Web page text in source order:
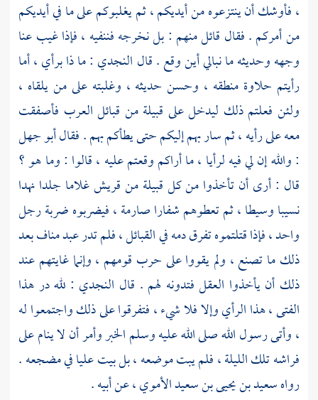
، فأوشك أن ينتزعوه من أيديكم ، ثم يغلبوكم على ما في أيديكم
من أمركم . فقال قائل منهم : بل نخرجه فننفيه ، فإذا غيب عنا
وجهه وحديثه ما نبالي أين وقع . قال النجدي : ما ذا برأي ، أما
رأيتم حلاوة منطقه ، وحسن حديثه ، وغلبته على من يلقاه ،
ولئن فعلتم ذلك ليدخل على قبيلة من قبائل العرب فأصفقت
معه على رأيه ، ثم سار بهم إليكم حتى يطأكم بهم . فقالأبو جهل
: والله إن لي فيه لرأيا ، ما أراكم وقعتم عليه ، قالوا : وما هو ؟
قال : أرى أن تأخذوا من كل قبيلة منقريشغلاما جلدا نهدا
نسيبا وسيطا ، ثم تعطوهم شفارا صارمة ، فيضربوه ضربة رجل
واحد ، فإذا قتلتموه تفرق دمه في القبائل ، فلم تدرعبد منافبعد
ذلك ما تصنع ، ولم يقووا على حرب قومهم ، وإنما غايتهم عند
ذلك أن يأخذوا العقل فتدونه لهم . قال النجدي : لله در هذا
الفتى ، هذا الرأي وإلا فلا شيء ، فتفرقوا على ذلك واجتمعوا له
، وأتى رسول الله صلى الله عليه وسلم الخبر وأمر أن لا ينام على
فراشه تلك الليلة ، فلم يبت موضعه ، بل بيتعليافي مضجعه .
رواهسعيد بن يحيى بن سعيد الأموي ،عن أبيه .